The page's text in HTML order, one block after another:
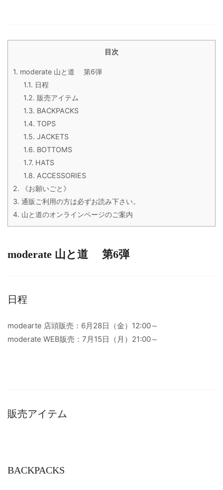
目次
1. moderate 山と道 第6弾
1.1. 日程
1.2. 販売アイテム
1.3. BACKPACKS
1.4. TOPS
1.5. JACKETS
1.6. BOTTOMS
1.7. HATS
1.8. ACCESSORIES
2. 《お願いごと》
3. 通販ご利用の方は必ずお読み下さい。
4. 山と道のオンラインページのご案内
moderate 山と道 第6弾
日程
modearte 店頭販売：6月28日（金）12:00～
moderate WEB販売：7月15日（月）21:00～
販売アイテム
BACKPACKS